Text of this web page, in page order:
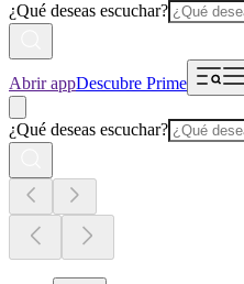
¿Qué deseas escuchar?
Abrir appDescubre Prime
¿Qué deseas escuchar?